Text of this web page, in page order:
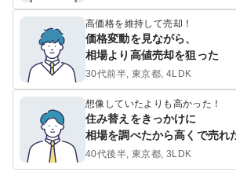
高価格を維持して売却！
価格変動を見ながら、
相場より高値売却を狙った
30代前半, 東京都, 4LDK
想像していたよりも高かった！
住み替えをきっかけに
相場を調べたから高くで売れ
40代後半, 東京都, 3LDK